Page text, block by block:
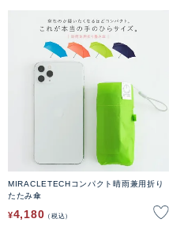
MIRACLETECHコンパクト晴雨兼用折り
たたみ傘
¥4,180 税込